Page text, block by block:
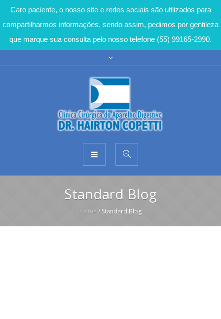
Caro paciente, o nosso site e redes sociais são utilizados para
compartilharmos informações, sendo assim, pedimos por gentileza
que marque sua consulta pelo nosso telefone (55) 99165-2990.
Standard Blog
Home / Standard Blog